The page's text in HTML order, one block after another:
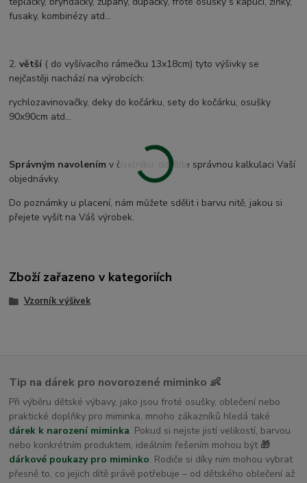
fusaky, kombinézy atd...
2.větší ( do vyšívacího rámečku 13x18cm) tyto výšivky se
nejčastěji nachází na výrobcích:
rychlozavinovačky, deky do kočárku, sety do kočárku, osušky
90x90cm atd...
Správným navolením v číselníku, docílíte správnou kalkulaci Vaší
objednávky.
Do poznámky u placení, nám můžete sdělit i barvu nitě, jakou si
přejete vyšít na Váš výrobek.
Zboží zařazeno v kategoriích
Vzorník výšivek
Tip na dárek pro novorozené miminko 👶
Při výběru dětské výbavy, jako jsou froté osušky, oblečení nebo
praktické doplňky pro miminka, mnoho zákazníků hledá také
dárek k narození miminka. Pokud si nejste jistí velikostí, barvou
nebo konkrétním produktem, ideálním řešením mohou být 🎁
dárkové poukazy pro miminko. Rodiče si díky nim mohou vybrat
přesně to, co jejich dítě právě potřebuje – od dětského oblečení až